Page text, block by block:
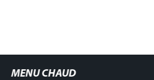
MENU CHAUD